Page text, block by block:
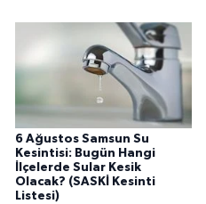
6 Ağustos Samsun Su
Kesintisi: Bugün Hangi
İlçelerde Sular Kesik
Olacak? (SASKİ Kesinti
Listesi)